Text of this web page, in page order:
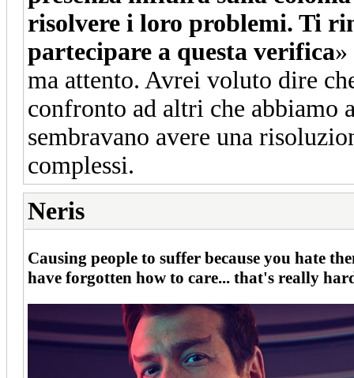
risolvere i loro problemi. Ti
partecipare a questa verifica»
ma attento. Avrei voluto dire
confronto ad altri che abbiamo
sembravano avere una
complessi.
Neris
Causing people to suffer because you hate
have forgotten how to care... that's really